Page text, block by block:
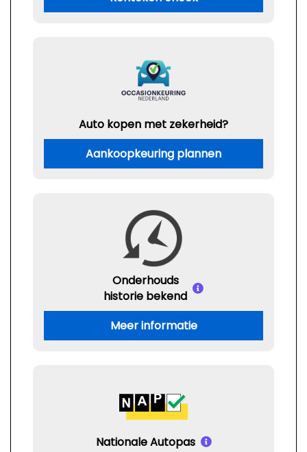
Auto kopen met zekerheid?
Aankoopkeuring plannen
Onderhouds
historie bekend
Meer informatie
Nationale Autopas